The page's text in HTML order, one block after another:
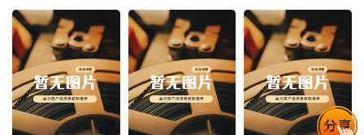
未知 未知 未知